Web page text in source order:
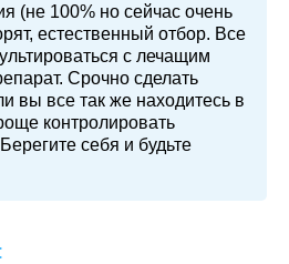
(не 100% но сейчас очень
естественный отбор. Все
с лечащим
Срочно сделать
вы все так же находитесь в
контролировать
себя и будьте